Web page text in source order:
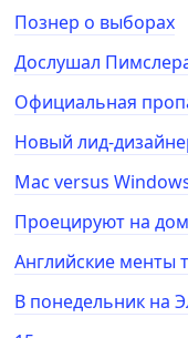
Познер о выборах
Дослушал
Официальная
Новый лид-
Mac versus
Проецируют на
Английские менты
В понедельник на